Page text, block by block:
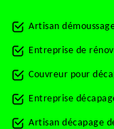
Artisan
Entreprise de
Couvreur pour
Entreprise
Artisan décapage